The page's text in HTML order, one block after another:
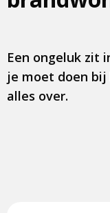
Een ongeluk zit
je moet doen bij
alles over.